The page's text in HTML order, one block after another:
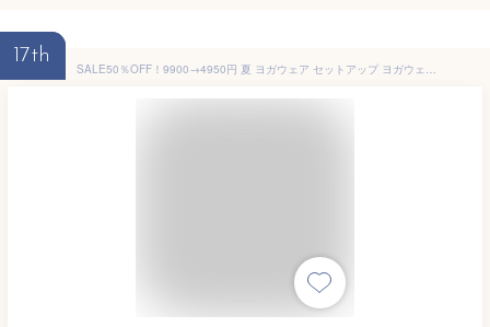
17th
SALE50％OFF！9900→4950円 夏 ヨガウェア セットアップ ヨガウェア 上下セット 体型カバー 3点セットでお得 人気 ヨガレギンス ピラティス ウェア スポーツウェア レディース フィットネスウェア トレーニング 水陸両用 トップス カップ付 おしゃれ かわいい ホットヨガ